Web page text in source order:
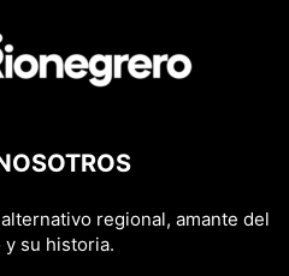
regional, amante del
su historia.